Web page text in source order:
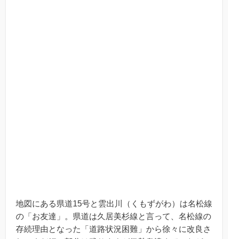
地図にある県道15号と雲出川（くもずがわ）は名松線
の「お友達」。県道は久居美杉線と言って、名松線の
存続理由となった「道路状況困難」から徐々に改良さ